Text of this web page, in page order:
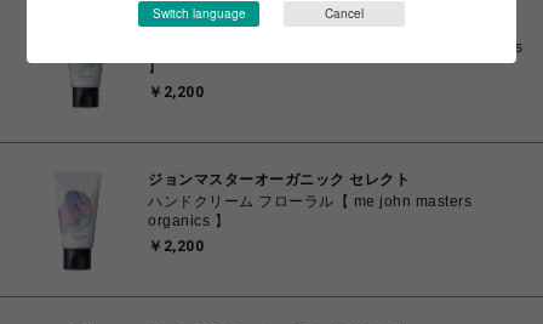
ジョンマスターオーガニック セレクト
ハンドクリーム シトラス【 me john masters organics
】
￥2,200
ジョンマスターオーガニック セレクト
ハンドクリーム フローラル【 me john masters
organics 】
￥2,200
Switch language Cancel